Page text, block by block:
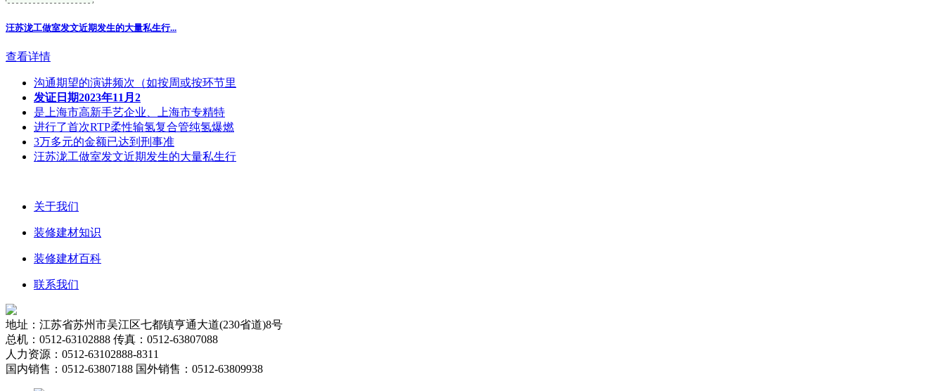
汪苏泷工做室发文近期发生的大量私生行...
查看详情
沟通期望的演讲频次（如按周或按环节里
发证日期2023年11月2
是上海市高新手艺企业、上海市专精特
进行了首次RTP柔性输氢复合管纯氢爆燃
3万多元的金额已达到刑事准
汪苏泷工做室发文近期发生的大量私生行
关于我们
装修建材知识
装修建材百科
联系我们
地址：江苏省苏州市吴江区七都镇亨通大道(230省道)8号
总机：0512-63102888 传真：0512-63807088
人力资源：0512-63102888-8311
国内销售：0512-63807188 国外销售：0512-63809938